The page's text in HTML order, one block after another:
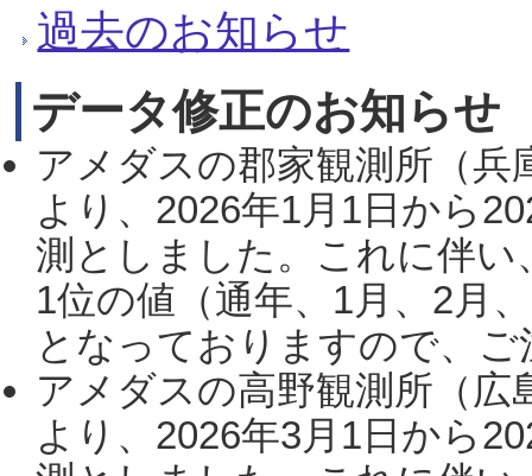
過去のお知らせ
データ修正のお知らせ
アメダスの郡家観測所（
より、2026年1月1日から
測としました。これに伴い
1位の値（通年、1月、2月
となっておりますので、
アメダスの高野観測所（
より、2026年3月1日から